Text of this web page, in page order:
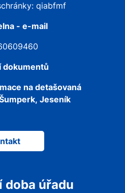
qiabfmf
- e-mail
dokumentů
na detašovaná
Jeseník
doba úřadu